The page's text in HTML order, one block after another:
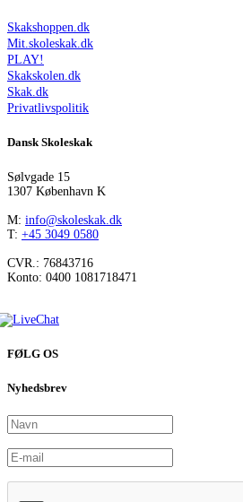
Skakshoppen.dk
Mit.skoleskak.dk
PLAY!
Skakskolen.dk
Skak.dk
Privatlivspolitik
Dansk Skoleskak
Sølvgade 15
1307 København K
M: info@skoleskak.dk
T: +45 3049 0580
CVR.: 76843716
Konto: 0400 1081718471
FØLG OS
Nyhedsbrev